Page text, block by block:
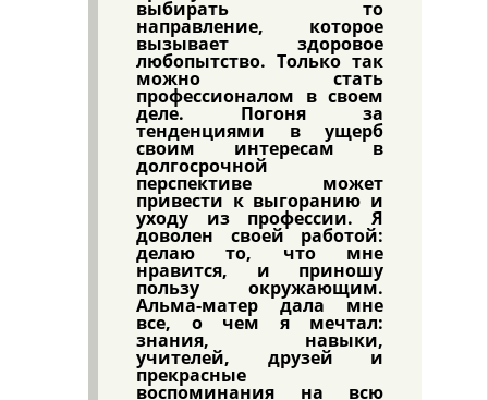
выбирать то
направление, которое
вызывает здоровое
любопытство. Только так
можно стать
профессионалом в своем
деле. Погоня за
тенденциями в ущерб
своим интересам в
долгосрочной
перспективе может
привести к выгоранию и
уходу из профессии. Я
доволен своей работой:
делаю то, что мне
нравится, и приношу
пользу окружающим.
Альма-матер дала мне
все, о чем я мечтал:
знания, навыки,
учителей, друзей и
прекрасные
воспоминания на всю